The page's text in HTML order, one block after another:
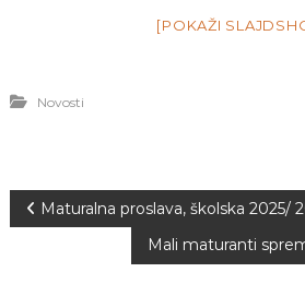
[POKAŽI
Novosti
N Maturalna proslava, školska 2025/
Mali maturanti